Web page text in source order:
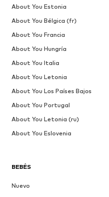
BEBÉS
Nuevo
About You Estonia
About You Bélgica (fr)
About You Francia
About You Hungría
About You Italia
About You Letonia
About You Los Países Bajos
About You Portugal
About You Letonia (ru)
About You Eslovenia